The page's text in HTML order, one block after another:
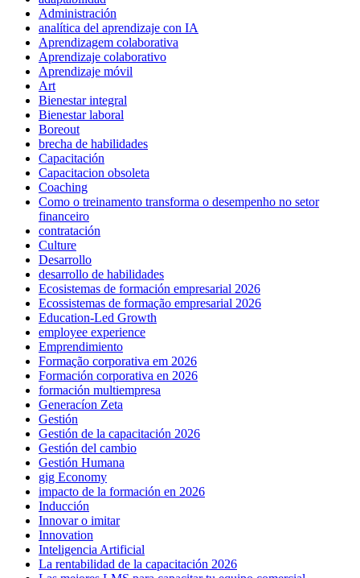
Administración
analítica del aprendizaje con IA
Aprendizagem colaborativa
Aprendizaje colaborativo
Aprendizaje móvil
Art
Bienestar integral
Bienestar laboral
Boreout
brecha de habilidades
Capacitación
Capacitacion obsoleta
Coaching
Como o treinamento transforma o desempenho no setor
financeiro
contratación
Culture
Desarrollo
desarrollo de habilidades
Ecosistemas de formación empresarial 2026
Ecossistemas de formação empresarial 2026
Education-Led Growth
employee experience
Emprendimiento
Formação corporativa em 2026
Formación corporativa en 2026
formación multiempresa
Generacíon Zeta
Gestión
Gestión de la capacitación 2026
Gestión del cambio
Gestión Humana
gig Economy
impacto de la formación en 2026
Inducción
Innovar o imitar
Innovation
Inteligencia Artificial
La rentabilidad de la capacitación 2026